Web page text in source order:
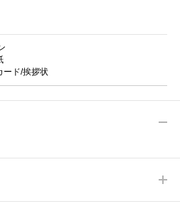
ード/挨拶状